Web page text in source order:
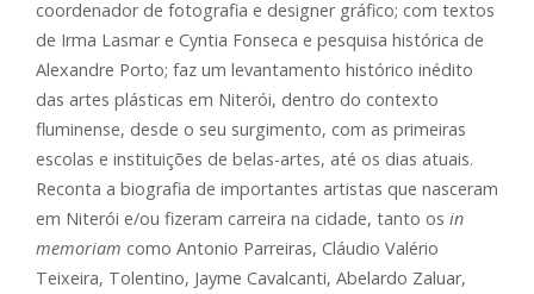
coordenador de fotografia e designer gráfico; com textos
de Irma Lasmar e Cyntia Fonseca e pesquisa histórica de
Alexandre Porto; faz um levantamento histórico inédito
das artes plásticas em Niterói, dentro do contexto
fluminense, desde o seu surgimento, com as primeiras
escolas e instituições de belas-artes, até os dias atuais.
Reconta a biografia de importantes artistas que nasceram
em Niterói e/ou fizeram carreira na cidade, tanto os in
memoriam como Antonio Parreiras, Cláudio Valério
Teixeira, Tolentino, Jayme Cavalcanti, Abelardo Zaluar,